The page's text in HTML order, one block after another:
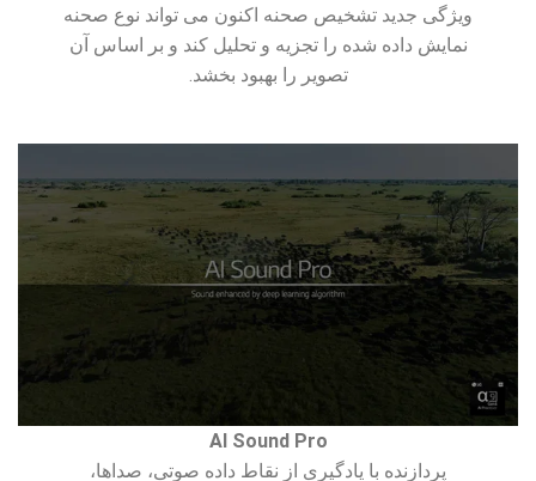
ویژگی جدید تشخیص صحنه اکنون می تواند نوع صحنه
نمایش داده شده را تجزیه و تحلیل کند و بر اساس آن
تصویر را بهبود بخشد.
AI Sound Pro
پردازنده با یادگیری از نقاط داده صوتی، صداها،